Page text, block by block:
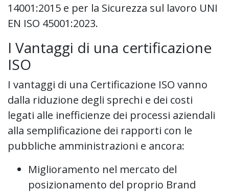
14001:2015 e per la Sicurezza sul lavoro UNI
EN ISO 45001:2023.
I Vantaggi di una certificazione
ISO
I vantaggi di una Certificazione ISO vanno
dalla riduzione degli sprechi e dei costi
legati alle inefficienze dei processi aziendali
alla semplificazione dei rapporti con le
pubbliche amministrazioni e ancora:
Miglioramento nel mercato del
posizionamento del proprio Brand